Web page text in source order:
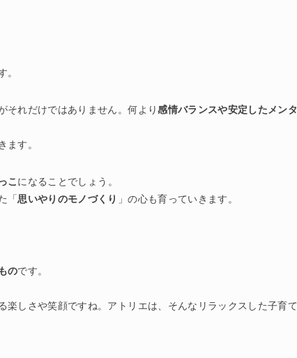
。
それだけではありません。何より感情バランスや安定したメン
ます。
こ になることでしょう。
「思いやりのモノづくり 」の心も育っていきます。
のです。
楽しさや笑顔ですね。アトリエは、そんなリラックスした子育